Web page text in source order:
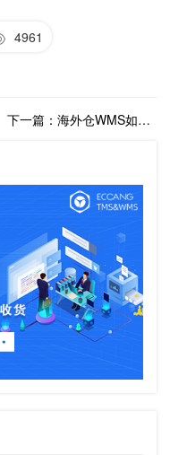
4961
下一篇：海外仓WMS如何让海外仓做到质量和时效稳定